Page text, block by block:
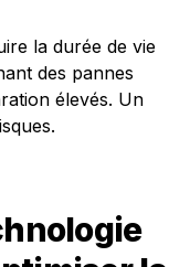
la durée de vie
des pannes
élevés. Un